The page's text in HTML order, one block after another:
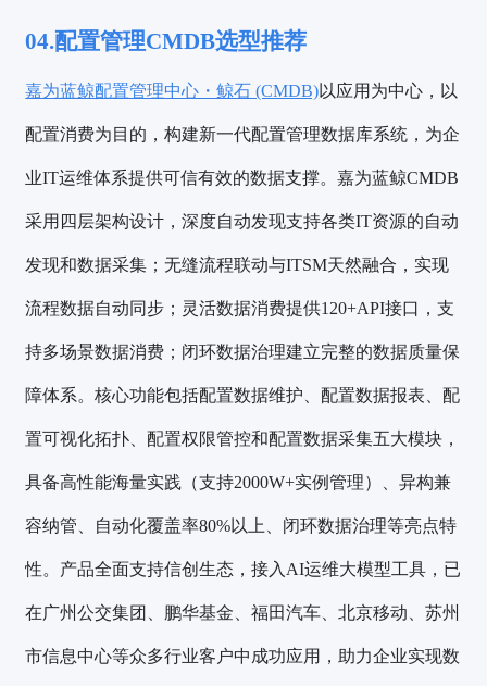
04.配置管理CMDB选型推荐
嘉为蓝鲸配置管理中心・鲸石 (CMDB)以应用为中心，以
配置消费为目的，构建新一代配置管理数据库系统，为企
业IT运维体系提供可信有效的数据支撑。嘉为蓝鲸CMDB
采用四层架构设计，深度自动发现支持各类IT资源的自动
发现和数据采集；无缝流程联动与ITSM天然融合，实现
流程数据自动同步；灵活数据消费提供120+API接口，支
持多场景数据消费；闭环数据治理建立完整的数据质量保
障体系。核心功能包括配置数据维护、配置数据报表、配
置可视化拓扑、配置权限管控和配置数据采集五大模块，
具备高性能海量实践（支持2000W+实例管理）、异构兼
容纳管、自动化覆盖率80%以上、闭环数据治理等亮点特
性。产品全面支持信创生态，接入AI运维大模型工具，已
在广州公交集团、鹏华基金、福田汽车、北京移动、苏州
市信息中心等众多行业客户中成功应用，助力企业实现数